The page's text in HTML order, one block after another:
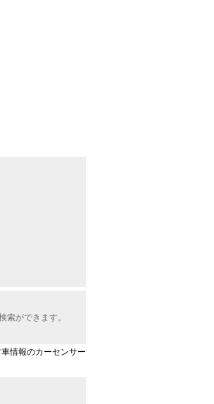
ができます。
情報のカーセンサー